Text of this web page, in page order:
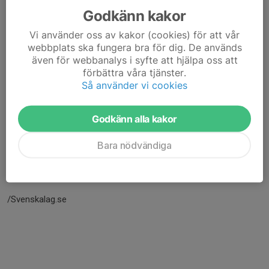
Här hamnar automatiskt de senaste nyheterna på hemsidan. För
/Svenskalag.se
Godkänn kakor
Vi använder oss av kakor (cookies) för att vår
webbplats ska fungera bra för dig. De används
även för webbanalys i syfte att hjälpa oss att
förbättra våra tjänster.
Så använder vi cookies
Godkänn alla kakor
Bara nödvändiga